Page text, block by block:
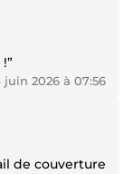
juin 2026 à 07:56
de couverture